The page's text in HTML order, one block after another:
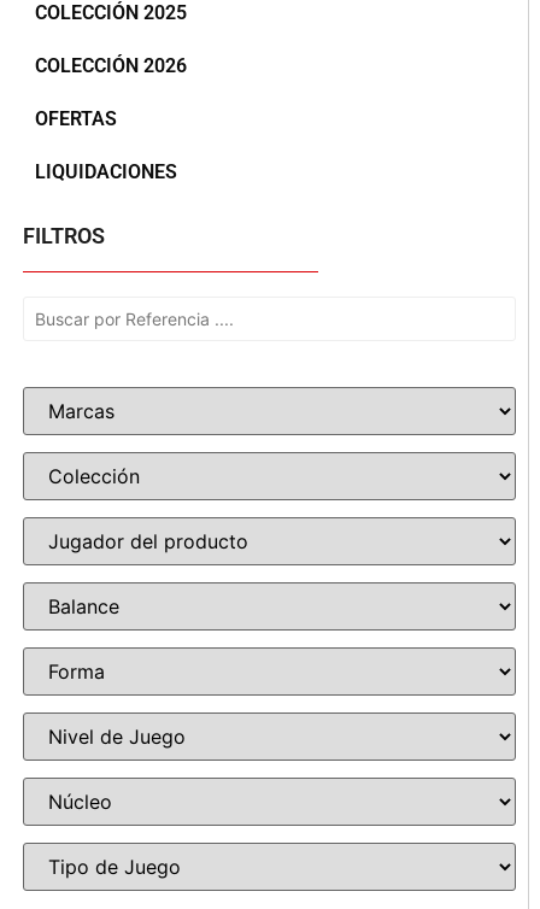
COLECCIÓN 2025
COLECCIÓN 2026
OFERTAS
LIQUIDACIONES
FILTROS